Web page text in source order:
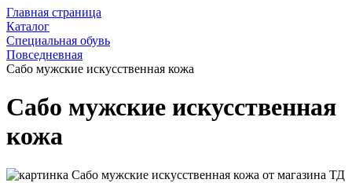
Главная страница
Каталог
Специальная обувь
Повседневная
Сабо мужские искусственная кожа
Сабо мужские искусственная
кожа